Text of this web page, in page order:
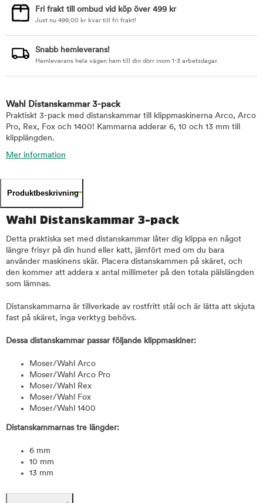
Fri frakt till ombud vid köp över 499 kr
Just nu 499,00 kr kvar till fri frakt!
Snabb hemleverans!
Hemleverans hela vägen hem till din dörr inom 1-3 arbetsdagar.
Wahl Distanskammar 3-pack
Praktiskt 3-pack med distanskammar till klippmaskinerna Arco, Arco
Pro, Rex, Fox och 1400! Kammarna adderar 6, 10 och 13 mm till
klipplängden.
Mer information
Produktbeskrivning
Wahl Distanskammar 3-pack
Detta praktiska set med distanskammar låter dig klippa en något
längre frisyr på din hund eller katt, jämfört med om du bara
använder maskinens skär. Placera distanskammen på skäret, och
den kommer att addera x antal millimeter på den totala pälslängden
som lämnas.
Distanskammarna är tillverkade av rostfritt stål och är lätta att skjuta
fast på skäret, inga verktyg behövs.
Dessa distanskammar passar följande klippmaskiner:
Moser/Wahl Arco
Moser/Wahl Arco Pro
Moser/Wahl Rex
Moser/Wahl Fox
Moser/Wahl 1400
Distanskammarnas tre längder:
6 mm
10 mm
13 mm